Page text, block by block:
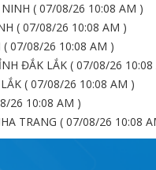
( 07/08/26 10:08 AM )
( 07/08/26 10:08 AM )
( 07/08/26 10:08 AM )
ĐẮK LẮK ( 07/08/26 10:08
( 07/08/26 10:08 AM )
26 10:08 AM )
TRANG ( 07/08/26 10:08